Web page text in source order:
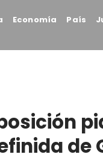
Economía País
de